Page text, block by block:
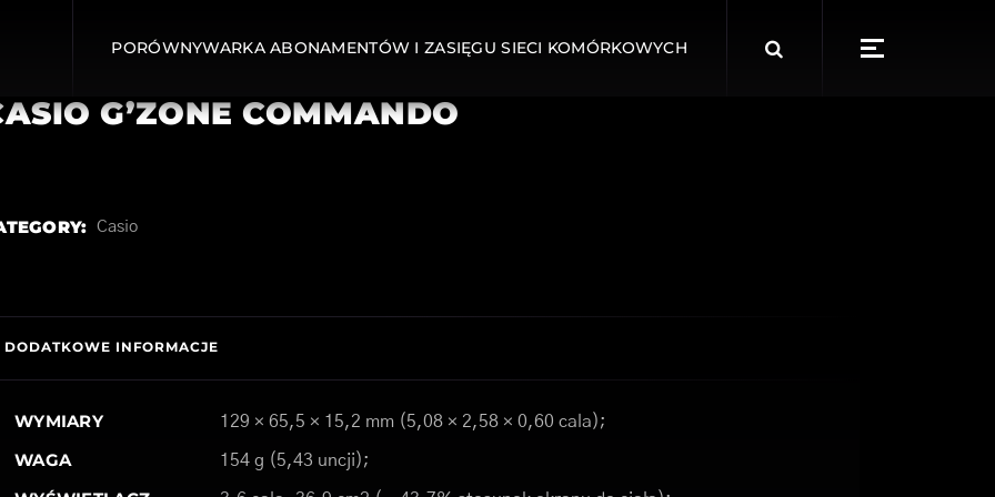
PORÓWNYWARKA ABONAMENTÓW I ZASIĘGU SIECI KOMÓRKOWYCH
for:
G’ZONE COMMANDO
Casio
DODATKOWE INFORMACJE
WYMIARY 129 × 65,5 × 15,2 mm (5,08 × 2,58 × 0,60 cala);
WAGA 154 g (5,43 uncji);